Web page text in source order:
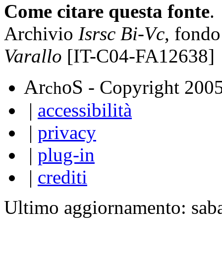
Come citare questa fonte.
Archivio Isrsc Bi-Vc,
Varallo [IT-C04-FA12638]
ArchoS - Copyright
| accessibilità
| privacy
| plug-in
| crediti
Ultimo aggiornamento: